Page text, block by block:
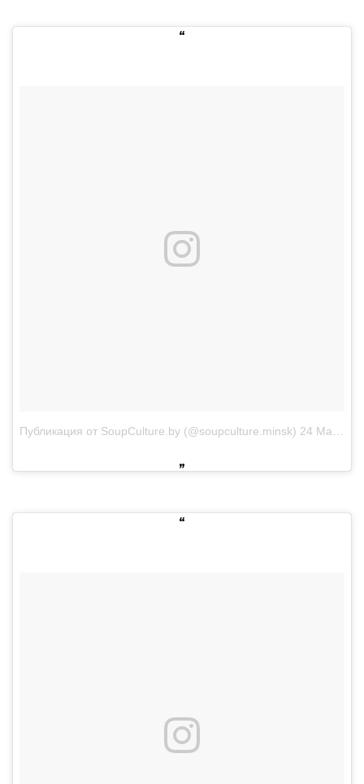
Публикация от SoupCulture.by (@soupculture.minsk) 24 Мар 2018 в 4:01 PDT